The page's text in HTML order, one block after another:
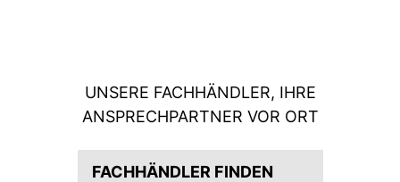
UNSERE FACHHÄNDLER, IHRE
ANSPRECHPARTNER VOR ORT
FACHHÄNDLER FINDEN